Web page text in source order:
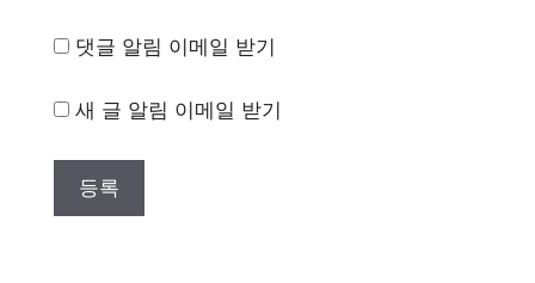
댓글 알림 이메일 받기
새 글 알림 이메일 받기